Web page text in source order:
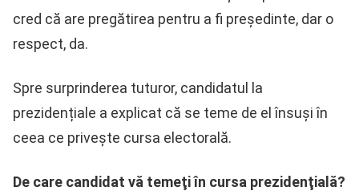
cred că are pregătirea pentru a fi preşedinte, dar o
respect, da.
Spre surprinderea tuturor, candidatul la
prezidențiale a explicat că se teme de el însuși în
ceea ce privește cursa electorală.
De care candidat vă temeţi în cursa prezidenţială?